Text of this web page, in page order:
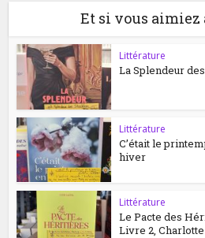
Et si vous aimiez
Littérature
La Splendeur
Littérature
C’était le
hiver
Littérature
Le Pacte des
Livre 2, Charlotte